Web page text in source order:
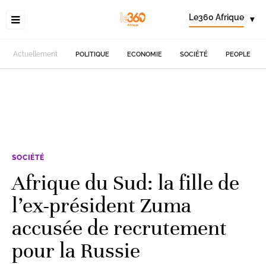
Le360 Afrique ▾
Actuellement POLITIQUE ECONOMIE SOCIÉTÉ PEOPLE
SOCIÉTÉ
Afrique du Sud: la fille de
l’ex-président Zuma
accusée de recrutement
pour la Russie